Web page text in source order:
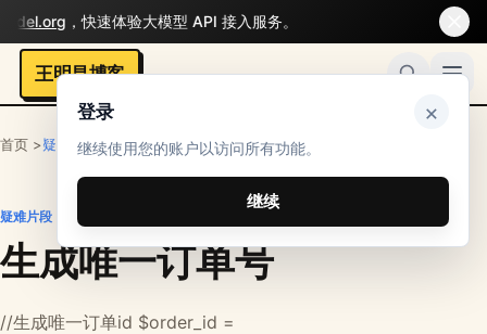
登录 ×
继续使用您的账户以访问所有功能。
继续
，快速体验大模型 API 接入服务。
王明昌博客
首页 >疑难片段
疑难片段
生成唯一订单号
//生成唯一订单id $order_id =